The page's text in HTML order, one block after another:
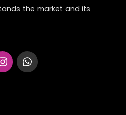
the market and its